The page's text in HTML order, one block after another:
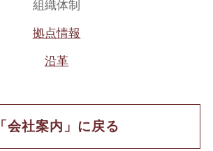
組織体制
拠点情報
沿革
「会社案内」に戻る